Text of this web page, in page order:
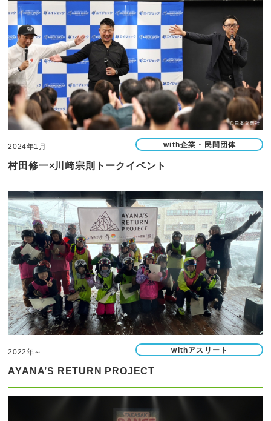
2024年1月 with企業・民間団体
村田修一×川﨑宗則トークイベント
2022年～ withアスリート
AYANA’S RETURN PROJECT